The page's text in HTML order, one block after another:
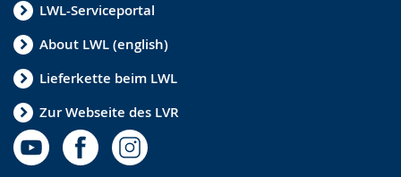
LWL-Serviceportal
About LWL (english)
Lieferkette beim LWL
Zur Webseite des LVR